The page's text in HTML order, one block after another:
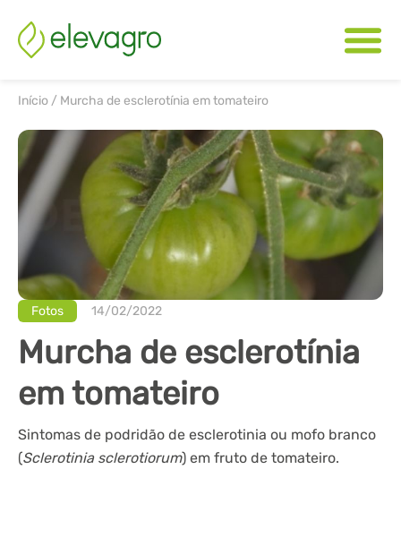
Início / Murcha de esclerotínia em tomateiro
Fotos 14/02/2022
Murcha de esclerotínia
em tomateiro
Sintomas de podridão de esclerotinia ou mofo branco
(Sclerotinia sclerotiorum) em fruto de tomateiro.